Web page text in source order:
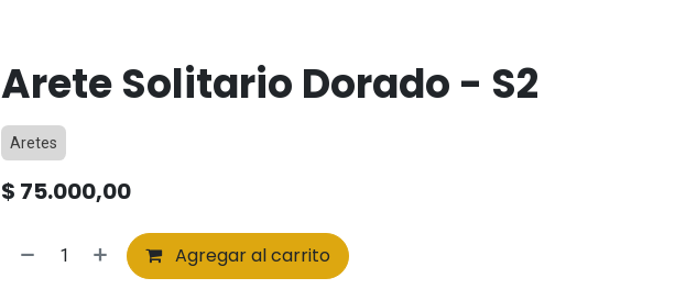
Arete Solitario Dorado - S2
Aretes
$ 75.000,00
Agregar al carrito